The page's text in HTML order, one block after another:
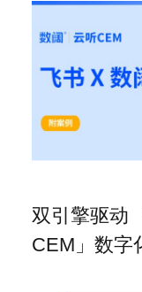
双引擎驱动
CEM」数字